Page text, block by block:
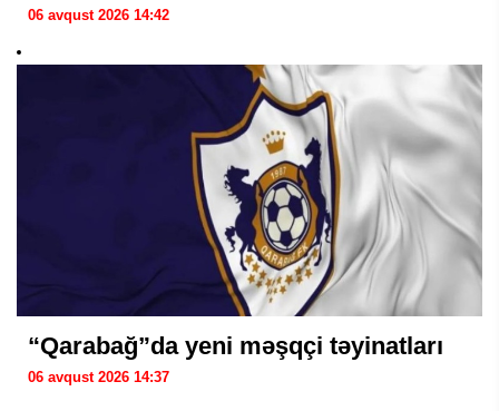
06 avqust 2026 14:42
“Qarabağ”da yeni məşqçi təyinatları
06 avqust 2026 14:37